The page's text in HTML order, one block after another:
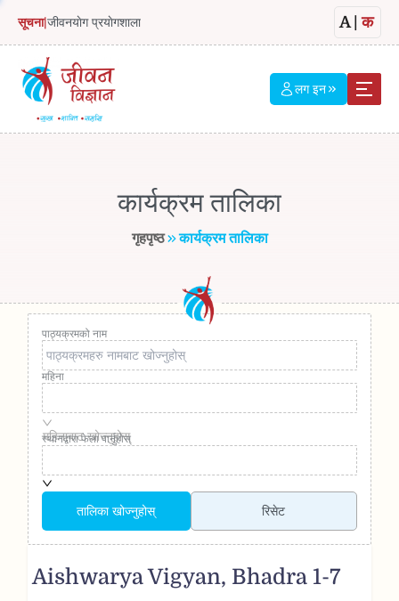
सूचना|जीवनयाेग प्रयाेगशाला A क
लग इन
कार्यक्रम तालिका
गृहपृष्ठ कार्यक्रम तालिका
पाठ्यक्रमको नाम
महिना
महिनाबाट खोज्नुहोस्
स्थानद्वारा फेला पार्नुहोस्
तालिका खोज्नुहोस्
रिसेट
Aishwarya Vigyan, Bhadra 1-7